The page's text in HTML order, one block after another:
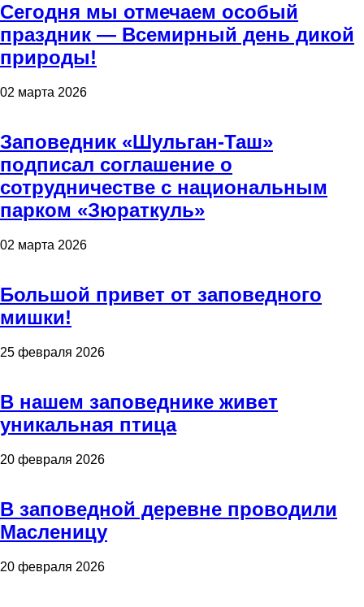
Сегодня мы отмечаем особый
праздник — Всемирный день дикой
природы!
02 марта 2026
Заповедник «Шульган-Таш»
подписал соглашение о
сотрудничестве с национальным
парком «Зюраткуль»
02 марта 2026
Большой привет от заповедного
мишки!
25 февраля 2026
В нашем заповеднике живет
уникальная птица
20 февраля 2026
В заповедной деревне проводили
Масленицу
20 февраля 2026